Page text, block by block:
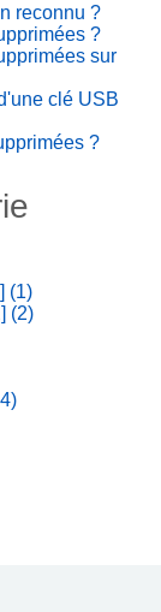
reconnu ?
?
sur
clé USB
?
(1)
(2)